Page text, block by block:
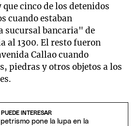
cinco de los detenidos
cuando estaban
sucursal bancaria" de
al 1300. El resto fueron
Callao cuando
piedras y otros objetos a los
PUEDE INTERESAR
petrismo pone la lupa en la